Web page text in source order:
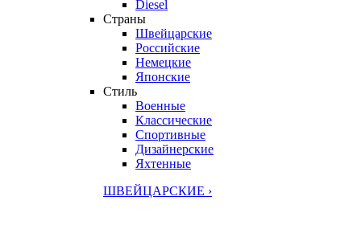
Diesel
Страны
Швейцарские
Российские
Немецкие
Японские
Стиль
Военные
Классические
Спортивные
Дизайнерские
Яхтенные
ШВЕЙЦАРСКИЕ ›